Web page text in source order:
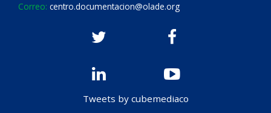
Correo: centro.documentacion@olade.org
Tweets by cubemediaco